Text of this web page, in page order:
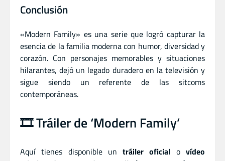
Conclusión
«Modern Family» es una serie que logró capturar la
esencia de la familia moderna con humor, diversidad y
corazón. Con personajes memorables y situaciones
hilarantes, dejó un legado duradero en la televisión y
sigue siendo un referente de las sitcoms
contemporáneas.
🎞️ Tráiler de ‘Modern Family’
Aquí tienes disponible untráiler oficial ovídeo